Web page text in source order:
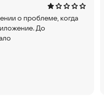
власти
мнением по
работы местных
о проблеме, когда
До